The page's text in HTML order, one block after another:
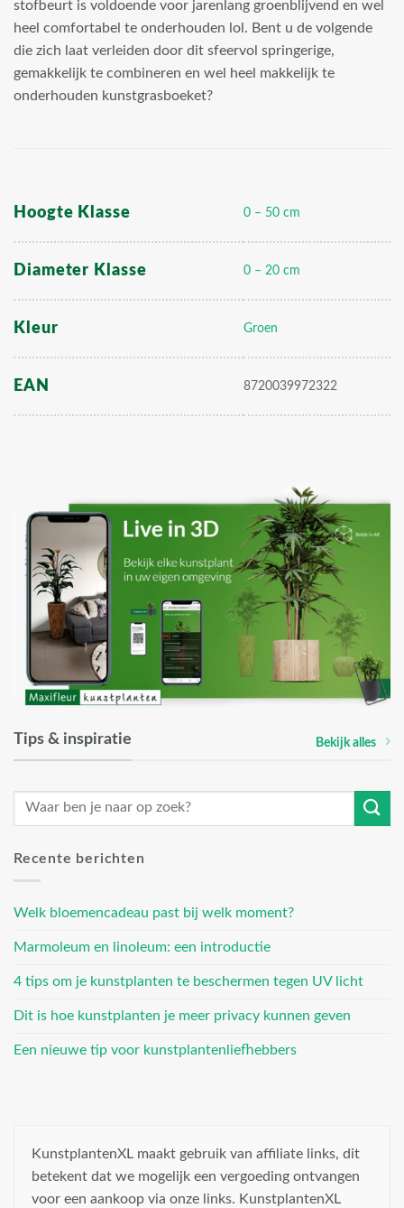
stofbeurt is voldoende voor jarenlang groenblijvend en wel
heel comfortabel te onderhouden lol. Bent u de volgende
die zich laat verleiden door dit sfeervol springerige,
gemakkelijk te combineren en wel heel makkelijk te
onderhouden kunstgrasboeket?
Hoogte Klasse 0 – 50 cm
Diameter Klasse 0 – 20 cm
Kleur Groen
EAN 8720039972322
Tips & inspiratie Bekijk alles
Recente berichten
Welk bloemencadeau past bij welk moment?
Marmoleum en linoleum: een introductie
4 tips om je kunstplanten te beschermen tegen UV licht
Dit is hoe kunstplanten je meer privacy kunnen geven
Een nieuwe tip voor kunstplantenliefhebbers
KunstplantenXL maakt gebruik van affiliate links, dit
betekent dat we mogelijk een vergoeding ontvangen
voor een aankoop via onze links. KunstplantenXL